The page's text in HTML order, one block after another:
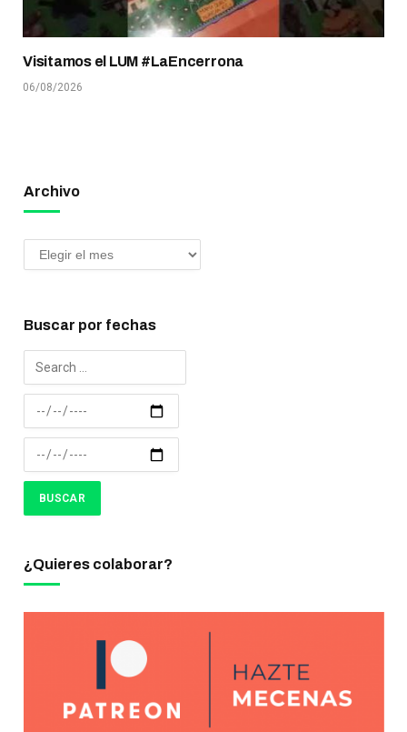
Visitamos el LUM #LaEncerrona
06/08/2026
Archivo
Buscar por fechas
¿Quieres colaborar?